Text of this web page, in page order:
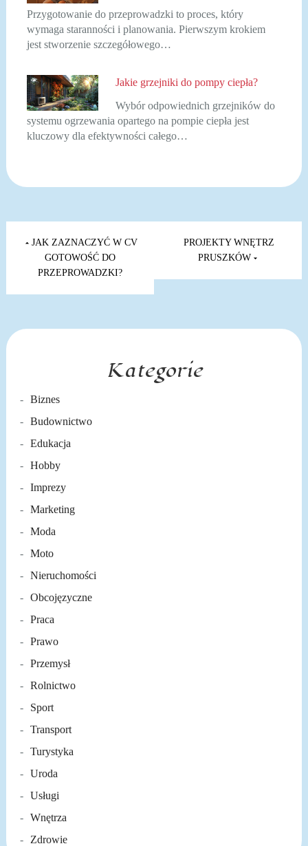
Przygotowanie do przeprowadzki to proces, który
wymaga staranności i planowania. Pierwszym krokiem
jest stworzenie szczegółowego…
Jakie grzejniki do pompy ciepła?
Wybór odpowiednich grzejników do
systemu ogrzewania opartego na pompie ciepła jest
kluczowy dla efektywności całego…
Nawigacja
wpisu
JAK ZAZNACZYĆ W CV
GOTOWOŚĆ DO
PRZEPROWADZKI?
PROJEKTY WNĘTRZ
PRUSZKÓW
Kategorie
Biznes
Budownictwo
Edukacja
Hobby
Imprezy
Marketing
Moda
Moto
Nieruchomości
Obcojęzyczne
Praca
Prawo
Przemysł
Rolnictwo
Sport
Transport
Turystyka
Uroda
Usługi
Wnętrza
Zdrowie